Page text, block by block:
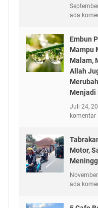
ada
Embun
Mampu
Malam,
Allah
Menjadi
Juli 24,
komentar
Motor,
ada